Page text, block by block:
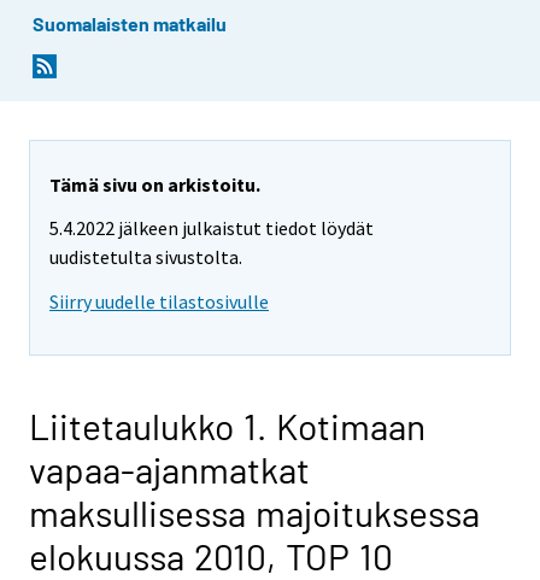
Suomalaisten matkailu
Tämä sivu on arkistoitu.
5.4.2022 jälkeen julkaistut tiedot löydät
uudistetulta sivustolta.
Siirry uudelle tilastosivulle
Liitetaulukko 1. Kotimaan
vapaa-ajanmatkat
maksullisessa majoituksessa
elokuussa 2010, TOP 10